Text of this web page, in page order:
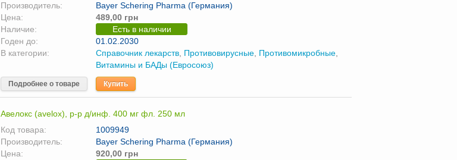
Производитель:
Bayer Schering Pharma (Германия)
Цена:
489,00 грн
Наличие:
Есть в наличии
Годен до:
01.02.2030
В категории:
Справочник лекарств Противовирусные Противомикробные
Витамины и БАДы (Евросоюз)
Подробнее о товаре Купить
Авелокс (avelox), р-р д/инф. 400 мг фл. 250 мл
Код товара:
1009949
Производитель:
Bayer Schering Pharma (Германия)
Цена:
920,00 грн